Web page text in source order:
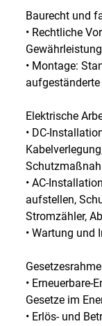
Baurecht und
• Rechtliche
• Montage:
Elektrische
• DC-
• AC-
aufstellen,
Stromzähler,
• Wartung und
• Erneuerbare-
Gesetze im
• Erlös- und